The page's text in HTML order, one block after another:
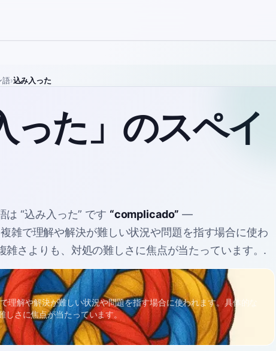
語›込み入った
った」のスペイ
は “込み入った” です “complicado” —
雑で理解や解決が難しい状況や問題を指す場合に使わ
さよりも、対処の難しさに焦点が当たっています。 .
理解や解決が難しい状況や問題を指す場合に使われます。具体的な
しさに焦点が当たっています。